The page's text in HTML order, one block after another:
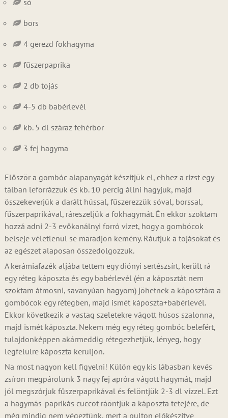
só
bors
4 gerezd fokhagyma
fűszerpaprika
2 db tojás
4-5 db babérlevél
kb. 5 dl száraz fehérbor
3 fej hagyma
Először a gombóc alapanyagát készítjük el, ehhez a rizst egy
tálban leforrázzuk és kb. 10 percig állni hagyjuk, majd
összekeverjük a darált hússal, fűszerezzük sóval, borssal,
fűszerpaprikával, ráreszeljük a fokhagymát. Én ekkor szoktam
hozzá adni 2-3 evőkanálnyi forró vizet, hogy a gombócok
belseje véletlenül se maradjon kemény. Ráütjük a tojásokat és
az egészet alaposan összedolgozzuk.
A kerámiafazék aljába tettem egy diónyi sertészsírt, került rá
egy réteg káposzta és egy babérlevél (én a káposztát nem
szoktam átmosni, savanyúan hagyom) jöhetnek a káposztára a
gombócok egy rétegben, majd ismét káposzta+babérlevél.
Ekkor következik a vastag szeletekre vágott húsos szalonna,
majd ismét káposzta. Nekem még egy réteg gombóc belefért,
tulajdonképpen akármeddig rétegezhetjük, lényeg, hogy
legfelülre káposzta kerüljön.
Na most nagyon kell figyelni! Külön egy kis lábasban kevés
zsíron megpárolunk 3 nagy fej apróra vágott hagymát, majd
jól megszórjuk fűszerpaprikával és felöntjük 2-3 dl vízzel. Ezt
a hagymás-paprikás cuccot ráöntjük a káposzta tetejére, de
még mindig nem végeztünk, mert a pulton előkészítve